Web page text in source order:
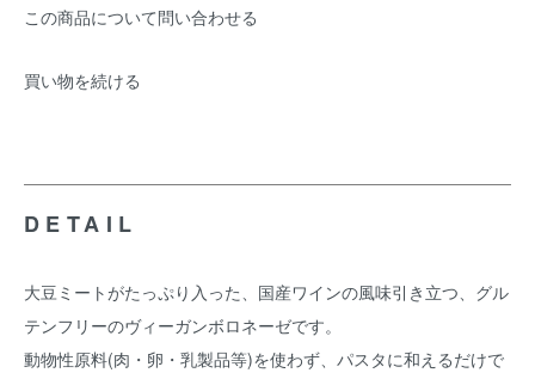
この商品について問い合わせる
買い物を続ける
DETAIL
大豆ミートがたっぷり入った、国産ワインの風味引き立つ、グル
テンフリーのヴィーガンボロネーゼです。
動物性原料(肉・卵・乳製品等)を使わず、パスタに和えるだけで